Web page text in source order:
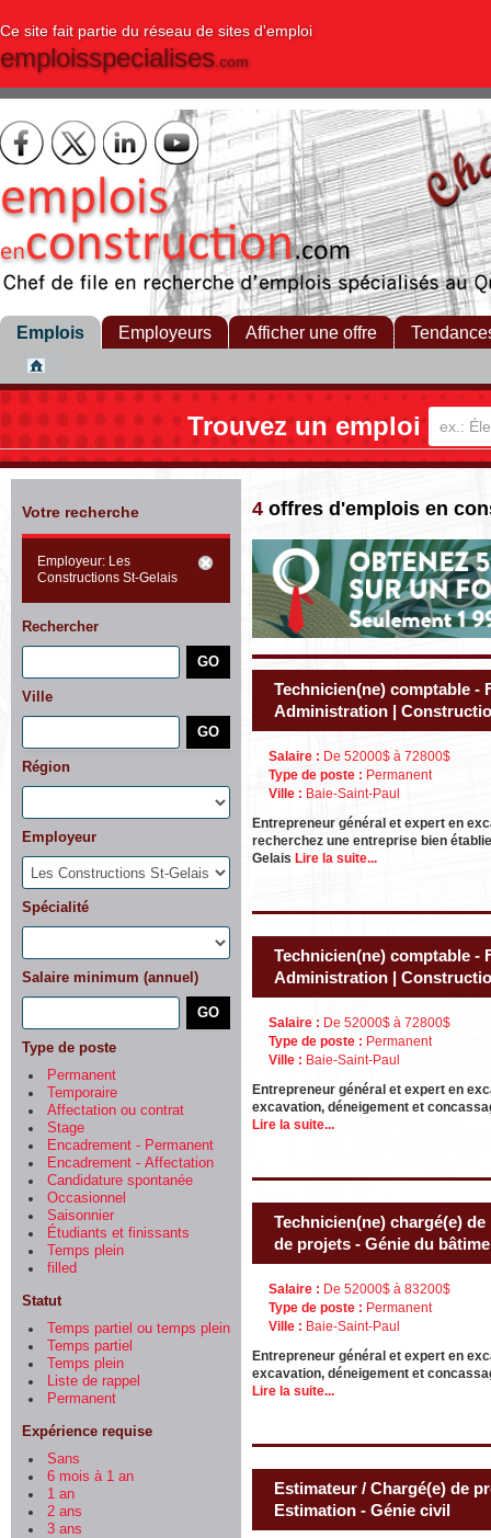
Ce site fait partie du réseau de sites d'emploi
emploisspecialises.com
Emplois Employeurs Afficher une offre
Trouvez un emploi
Votre recherche
Employeur: Les
Constructions St-Gelais
Rechercher
Ville
Région
Employeur
Spécialité
Salaire minimum (annuel)
Type de poste
Permanent
Temporaire
Affectation ou contrat
Stage
Encadrement - Permanent
Encadrement - Affectation
Candidature spontanée
Occasionnel
Saisonnier
Étudiants et finissants
Temps plein
filled
Statut
Temps partiel ou temps plein
Temps partiel
Temps plein
Liste de rappel
Permanent
Expérience requise
Sans
6 mois à 1 an
1 an
2 ans
3 ans
4 offres d'emplois en
Technicien(ne) comptable -
Administration |
Salaire : De 52000$ à 72800$
Type de poste : Permanent
Ville : Baie-Saint-Paul
Entrepreneur général et expert en
recherchez une entreprise bien
Gelais Lire la suite...
Technicien(ne) comptable -
Administration |
Salaire : De 52000$ à 72800$
Type de poste : Permanent
Ville : Baie-Saint-Paul
Entrepreneur général et expert en
excavation, déneigement et
Lire la suite...
Technicien(ne) chargé(e)
de projets - Génie du
Salaire : De 52000$ à 83200$
Type de poste : Permanent
Ville : Baie-Saint-Paul
Entrepreneur général et expert en
excavation, déneigement et
Lire la suite...
Estimateur / Chargé(e) de
Estimation - Génie civil